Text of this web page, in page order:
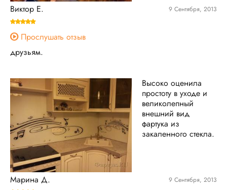
Виктор Е. 9 Сентября, 2013
Прослушать отзыв
друзьям.
Марина Д. 9 Сентября, 2013
Высоко оценила
простоту в уходе и
великолепный
внешний вид
фартука из
закаленного стекла.